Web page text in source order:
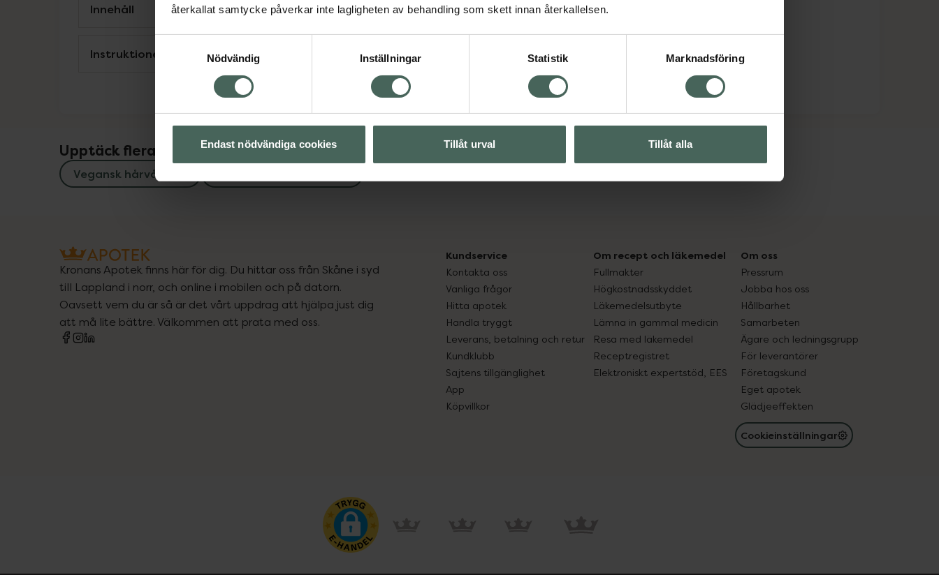
återkallat samtycke påverkar inte lagligheten av behandling som skett innan återkallelsen.
Nödvändig
Inställningar Statistik Marknadsföring
Endast nödvändiga cookies Tillåt urval Tillåt alla
Innehåll Visa
Instruktioner Visa
Upptäck flera produkter inom
Vegansk hårvård
Kronans Apotek finns här för dig. Du hittar oss från Skåne i syd
till Lappland i norr, och online i mobilen och på datorn.
Oavsett vem du är så är det vårt uppdrag att hjälpa just dig
att må lite bättre. Välkommen att prata med oss.
Kundservice
Kontakta oss
Vanliga frågor
Hitta apotek
Handla tryggt
Leverans, betalning och retur
Kundklubb
Sajtens tillgänglighet
App
Köpvillkor
Om recept och läkemedel
Fullmakter
Högkostnadsskyddet
Läkemedelsutbyte
Lämna in gammal medicin
Resa med läkemedel
Receptregistret
Elektroniskt expertstöd, EES
Om oss
Pressrum
Jobba hos oss
Hållbarhet
Samarbeten
Ägare och ledningsgrupp
För leverantörer
Företagskund
Eget apotek
Glädjeeffekten
Cookieinställningar